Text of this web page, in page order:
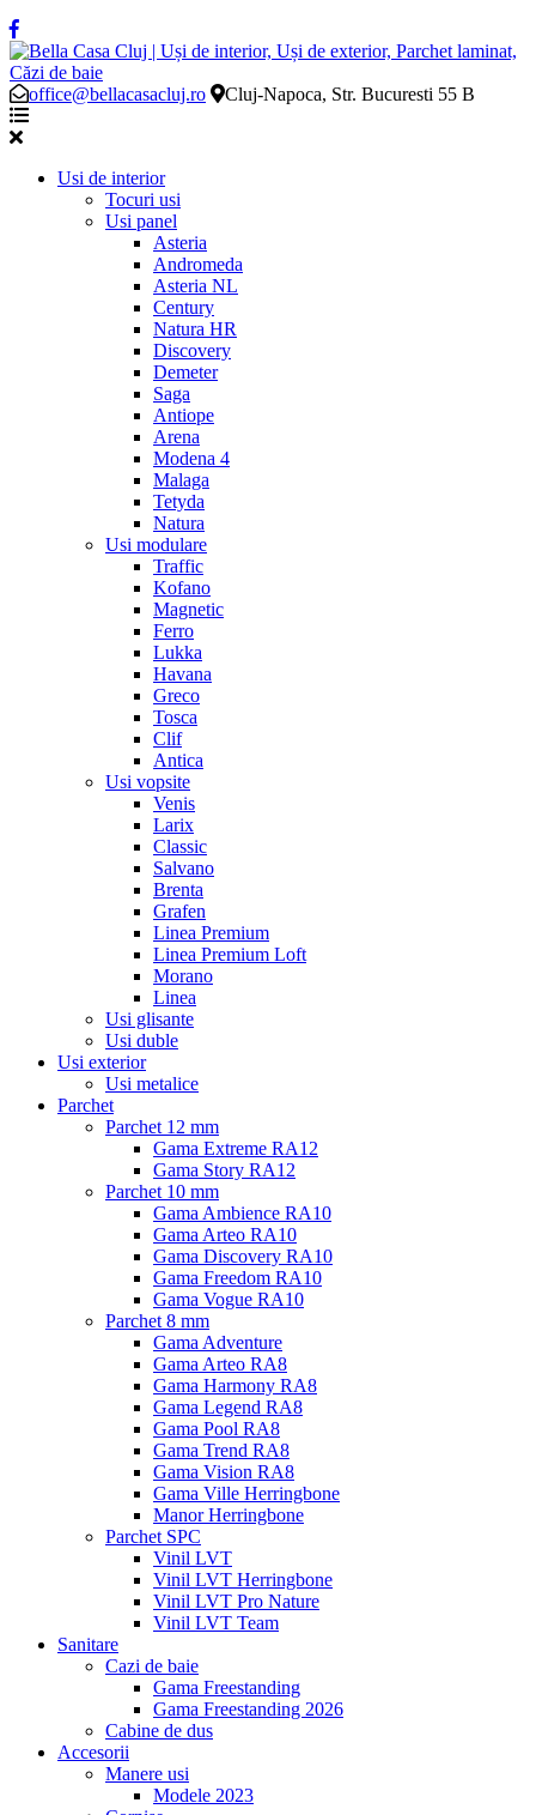
office@bellacasacluj.ro Cluj-Napoca, Str. Bucuresti 55 B
Usi de interior
Tocuri usi
Usi panel
Asteria
Andromeda
Asteria NL
Century
Natura HR
Discovery
Demeter
Saga
Antiope
Arena
Modena 4
Malaga
Tetyda
Natura
Usi modulare
Traffic
Kofano
Magnetic
Ferro
Lukka
Havana
Greco
Tosca
Clif
Antica
Usi vopsite
Venis
Larix
Classic
Salvano
Brenta
Grafen
Linea Premium
Linea Premium Loft
Morano
Linea
Usi glisante
Usi duble
Usi exterior
Usi metalice
Parchet
Parchet 12 mm
Gama Extreme RA12
Gama Story RA12
Parchet 10 mm
Gama Ambience RA10
Gama Arteo RA10
Gama Discovery RA10
Gama Freedom RA10
Gama Vogue RA10
Parchet 8 mm
Gama Adventure
Gama Arteo RA8
Gama Harmony RA8
Gama Legend RA8
Gama Pool RA8
Gama Trend RA8
Gama Vision RA8
Gama Ville Herringbone
Manor Herringbone
Parchet SPC
Vinil LVT
Vinil LVT Herringbone
Vinil LVT Pro Nature
Vinil LVT Team
Sanitare
Cazi de baie
Gama Freestanding
Gama Freestanding 2026
Cabine de dus
Accesorii
Manere usi
Modele 2023